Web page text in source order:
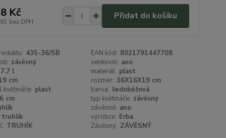
Kč
bez DPH
Přidat do košíku
435-36/SB EAN kód: 8021791447708
závěsný venkovní: ano
7.7 l
materiál: plast
cm
rozměr: 36X16X19 cm
květináče: plast barva: šedobéžová
cm
typ květináče: závěsný
závěsné: ano
truhlík
výrobce: Erba
TRUHÍK Závěsný: ZÁVĚSNÝ